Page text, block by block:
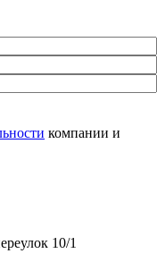
компании и
10/1